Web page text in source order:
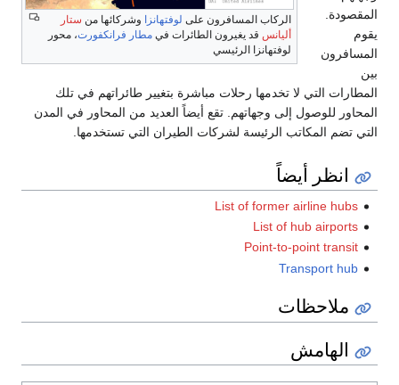
الركاب المسافرون على لوفتهانزا وشركائها من ستار
أليانس قد يغيرون الطائرات في مطار فرانكفورت، محور
لوفتهانزا الرئيسي
المقصودة.
يقوم
المسافرون
بين
المطارات التي لا تخدمها رحلات مباشرة بتغيير طائراتهم في تلك
المحاور للوصول إلى وجهاتهم. تقع أيضاً العديد من المحاور في المدن
التي تضم المكاتب الرئيسة لشركات الطيران التي تستخدمها.
انظر أيضاً
List of former airline hubs
List of hub airports
Point-to-point transit
Transport hub
ملاحظات
الهامش